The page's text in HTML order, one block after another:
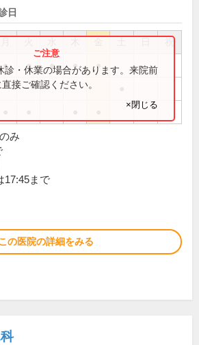
日
祝
● ● ● ● ●
診・休業の場合があります。来院前
接ご確認ください。
×閉じる
み
17:45まで
の医院の詳細をみる